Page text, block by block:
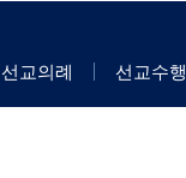
선교의례 선교수행